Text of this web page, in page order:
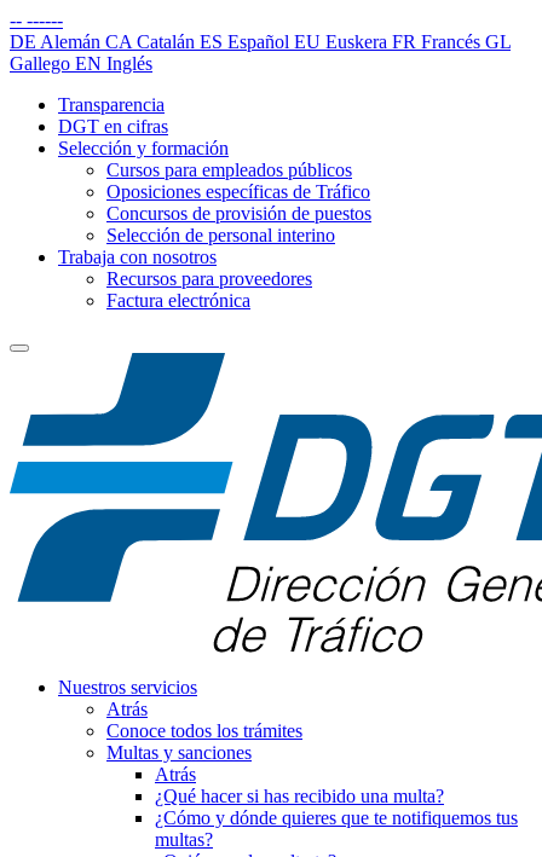
-- ------
DE Alemán CA Catalán ES Español EU Euskera FR Francés GL
Gallego EN Inglés
Transparencia
DGT en cifras
Selección y formación
Cursos para empleados públicos
Oposiciones específicas de Tráfico
Concursos de provisión de puestos
Selección de personal interino
Trabaja con nosotros
Recursos para proveedores
Factura electrónica
Nuestros servicios
Atrás
Conoce todos los trámites
Multas y sanciones
Atrás
¿Qué hacer si has recibido una multa?
¿Cómo y dónde quieres que te notifiquemos tus
multas?